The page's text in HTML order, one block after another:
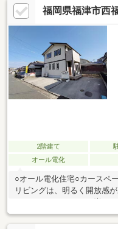
福岡県福津市西
2階建て
オール電化
○オール電化住宅○カースペ
リビングは、明るく開放感
レなどの水回りが集約され
にはウォークインクローゼ